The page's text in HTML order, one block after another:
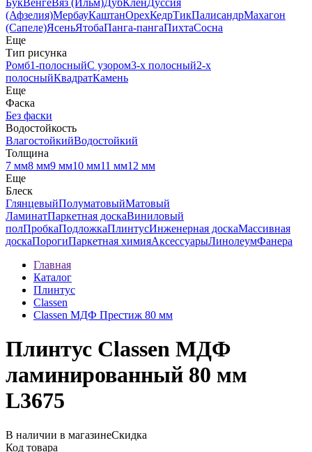
БукВенгеВяз (Ильм)ДубКленДуссия
(Афзелия)МербауКаштанОрехКедрТикПалисандрМахагон
(Сапеле)ЯсеньЯтобаПанга-пангаПихтаСосна
Еще
Тип рисунка
Ромб1-полосныйС узором3-х полосный2-х
полосныйКвадратКамень
Еще
Фаска
Без фаски
Водостойкость
ВлагостойкийВодостойкий
Толщина
7 мм8 мм9 мм10 мм11 мм12 мм
Еще
Блеск
ГлянцевыйПолуматовыйМатовый
ЛаминатПаркетная доскаВиниловый
полПробкаПодложкаПлинтусИнженерная доскаМассивная
доскаПорогиПаркетная химияАксессуарыЛинолеумФанера
Главная
Каталог
Плинтус
Classen
Classen МДФ Престиж 80 мм
Плинтус Classen МДФ
ламинированный 80 мм
L3675
В наличии в магазинеСкидка
Код товара